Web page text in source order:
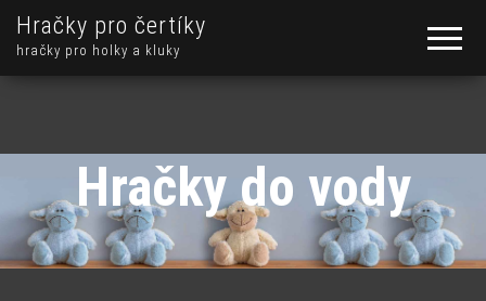
Hračky pro čertíky
hračky pro holky a kluky
Hračky do vody